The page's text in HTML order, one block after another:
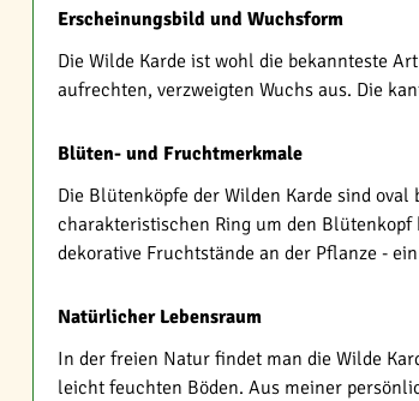
Erscheinungsbild und Wuchsform
Die Wilde Karde ist wohl die bekannteste
aufrechten, verzweigten Wuchs aus. Die
Blüten- und Fruchtmerkmale
Die Blütenköpfe der Wilden Karde sind
charakteristischen Ring um den
dekorative Fruchtstände an der Pflanze -
Natürlicher Lebensraum
In der freien Natur findet man die Wilde
leicht feuchten Böden. Aus meiner